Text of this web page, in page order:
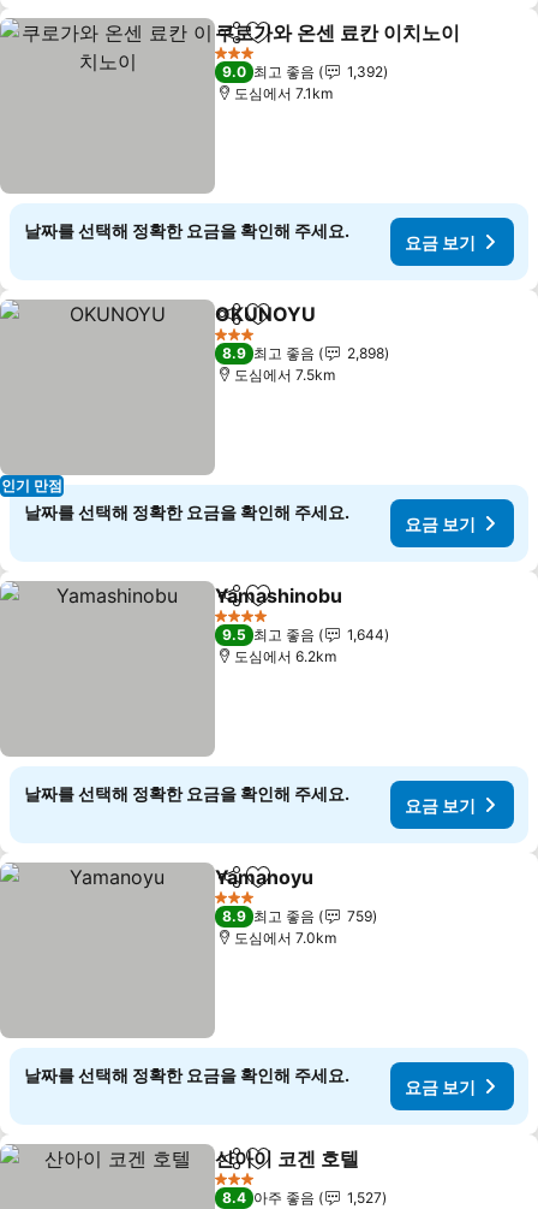
공유 즐겨찾기에 추가
쿠로가와 온센 료칸 이치노이
3 성급
9.0 최고 좋음
1,392
도심에서 7.1km
날짜를 선택해 정확한 요금을 확인해 주세요.
요금 보기
인기 만점
공유 즐겨찾기에 추가
OKUNOYU
3 성급
8.9 최고 좋음
2,898
도심에서 7.5km
날짜를 선택해 정확한 요금을 확인해 주세요.
요금 보기
공유 즐겨찾기에 추가
Yamashinobu
4 성급
9.5 최고 좋음
1,644
도심에서 6.2km
날짜를 선택해 정확한 요금을 확인해 주세요.
요금 보기
공유 즐겨찾기에 추가
Yamanoyu
3 성급
8.9 최고 좋음
759
도심에서 7.0km
날짜를 선택해 정확한 요금을 확인해 주세요.
요금 보기
공유 즐겨찾기에 추가
산아이 코겐 호텔
3 성급
8.4 아주 좋음
1,527